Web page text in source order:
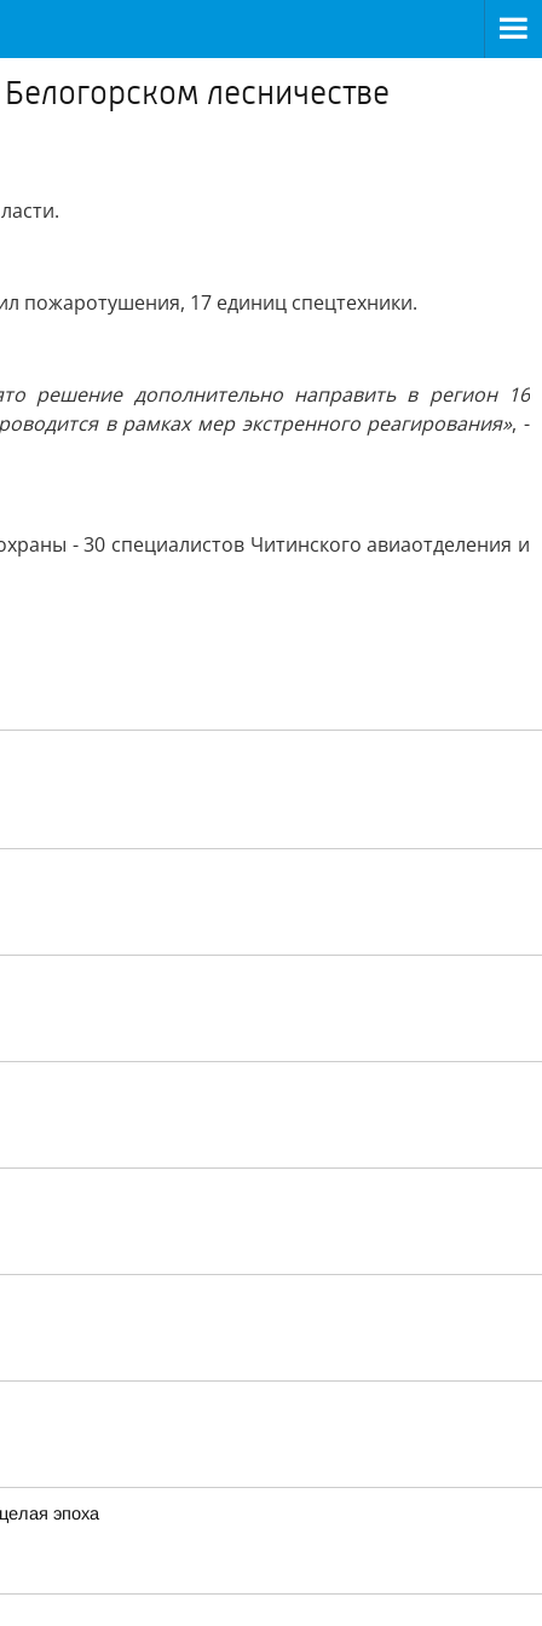
лесничестве
пожаротушения, 17 единиц спецтехники.
решение дополнительно направить в регион 16
в рамках мер экстренного реагирования», -
- 30 специалистов Читинского авиаотделения и
эпоха